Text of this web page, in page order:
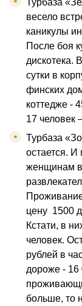
Турбаза
весело
каникулы
После боя
дискотека.
сутки в
финских
коттедже -
17 человек
Турбаза
остается.
женщинам
цену 1500
Кстати, в
человек.
рублей в
дороже - 16
больше, то